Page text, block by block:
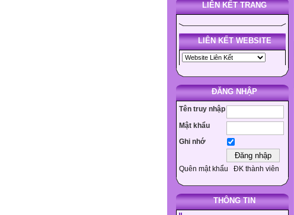
LIÊN KẾT TRANG
LIÊN KẾT WEBSITE
ĐĂNG NHẬP
Tên truy nhập
Mật khẩu
Ghi nhớ
Quên mật khẩu ĐK thành viên
THÔNG TIN